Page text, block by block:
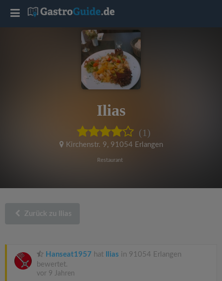
Ilias
(1)
Kirchenstr. 9, 91054 Erlangen
Restaurant
Zurück zu Ilias
Hanseat1957 hat Ilias in 91054 Erlangen
bewertet.
vor 9 Jahren
T